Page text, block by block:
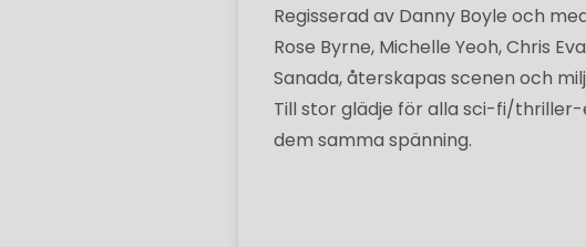
Regisserad av Danny Boyle och
Rose Byrne, Michelle Yeoh, Chris
Sanada, återskapas scenen och
Till stor glädje för alla sci-fi/
dem samma spänning.